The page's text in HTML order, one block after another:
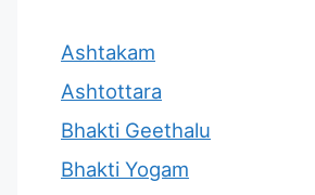
Ashtakam
Ashtottara
Bhakti Geethalu
Bhakti Yogam